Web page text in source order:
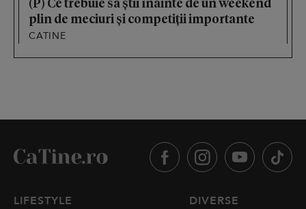
plin de meciuri și competiții importante
CATINE
LIFESTYLE
DIVERSE